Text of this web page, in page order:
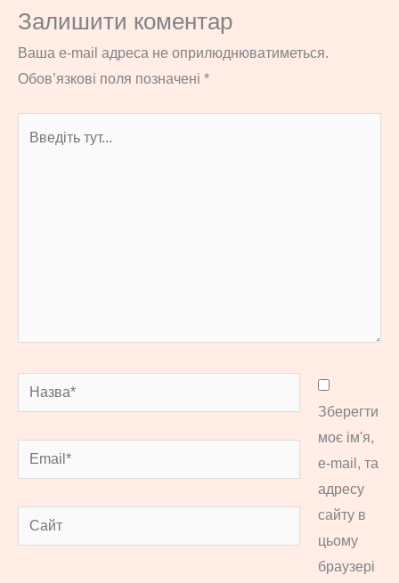
Залишити коментар
Ваша e-mail адреса не оприлюднюватиметься.
Обов’язкові поля позначені *
Назва*
Email*
Сайт
Зберегти
моє ім'я,
e-mail, та
адресу
сайту в
цьому
браузері